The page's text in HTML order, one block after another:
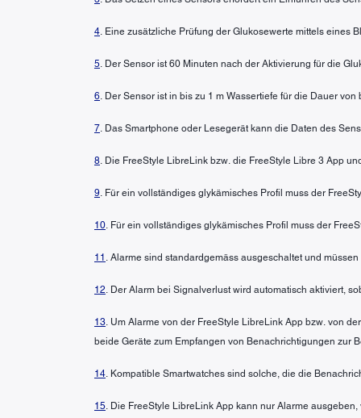
4. Eine zusätzliche Prüfung der Glukosewerte mittels eines
5. Der Sensor ist 60 Minuten nach der Aktivierung für die
6. Der Sensor ist in bis zu 1 m Wassertiefe für die Dauer
7. Das Smartphone oder Lesegerät kann die Daten des
8. Die FreeStyle LibreLink bzw. die FreeStyle Libre 3 App
9. Für ein vollständiges glykämisches Profil muss der
10. Für ein vollständiges glykämisches Profil muss der
11 . Alarme sind standardgemäss ausgeschaltet und
12. Der Alarm bei Signalverlust wird automatisch aktiviert,
13. Um Alarme von der FreeStyle LibreLink App bzw. von
beide Geräte zum Empfangen von Benachrichtigungen zur
14. Kompatible Smartwatches sind solche, die die
15. Die FreeStyle LibreLink App kann nur Alarme